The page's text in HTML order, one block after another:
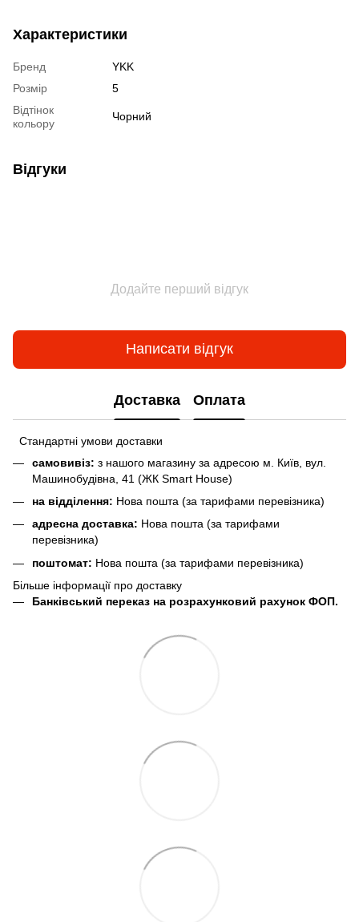
Характеристики
Бренд
YKK
Розмір
5
Відтінок
кольору
Чорний
Відгуки
Додайте перший відгук
Написати відгук
Доставка Оплата
Стандартні умови доставки
самовивіз: з нашого магазину за адресою м. Київ, вул.
Машинобудівна, 41 (ЖК Smart House)
на відділення: Нова пошта (за тарифами перевізника)
адресна доставка: Нова пошта (за тарифами
перевізника)
поштомат: Нова пошта (за тарифами перевізника)
Більше інформації про доставку
Банківський переказ на розрахунковий рахунок ФОП.